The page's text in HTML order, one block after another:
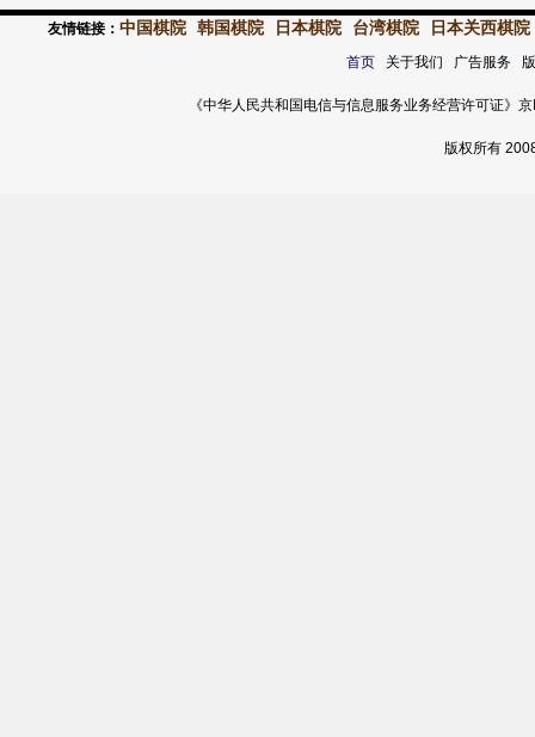
友情链接： 中国棋院 韩国棋院 日本棋院 台湾棋院 日本关西棋院
首页关于我们 广告服务
《中华人民共和国电信与信息服务业务经营许可证
版权所有